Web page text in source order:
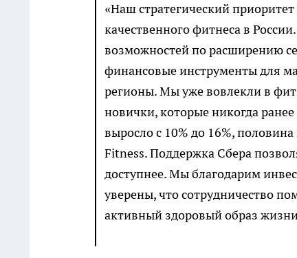
«Наш стратегический
качественного фитнеса в
возможностей по расширению
финансовые инструменты для
регионы. Мы уже вовлекли в
новички, которые никогда
выросло с 10% до 16%,
Fitness. Поддержка Сбера
доступнее. Мы благодарим
уверены, что сотрудничество
активный здоровый образ